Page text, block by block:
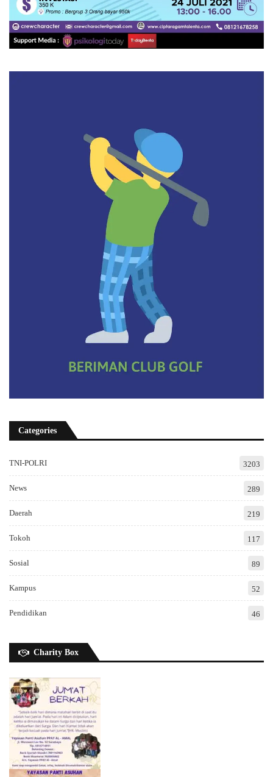
Categories
TNI-POLRI 3203
News 289
Daerah 219
Tokoh 117
Sosial 89
Kampus 52
Pendidikan 46
Charity Box